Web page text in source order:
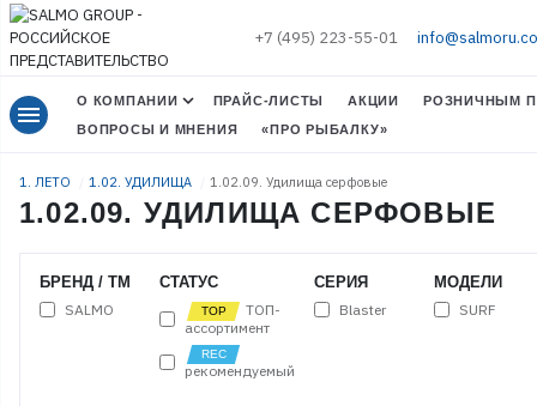
+7 (495) 223-55-01
menu О КОМПАНИИ ПРАЙС-ЛИСТЫ АКЦИИ
РОЗНИЧНЫМ
ВОПРОСЫ И МНЕНИЯ
«ПРО РЫБАЛКУ»
1. ЛЕТО 1.02. УДИЛИЩА 1.02.09. Удилища серфовые
1.02.09. УДИЛИЩА СЕРФОВЫЕ
БРЕНД / ТМ
SALMO
СТАТУС
ТОП-
ассортимент
рекомендуемый
СЕРИЯ
Blaster
МОДЕЛИ
SURF